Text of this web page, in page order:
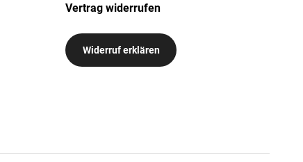
Vertrag widerrufen
Widerruf erklären